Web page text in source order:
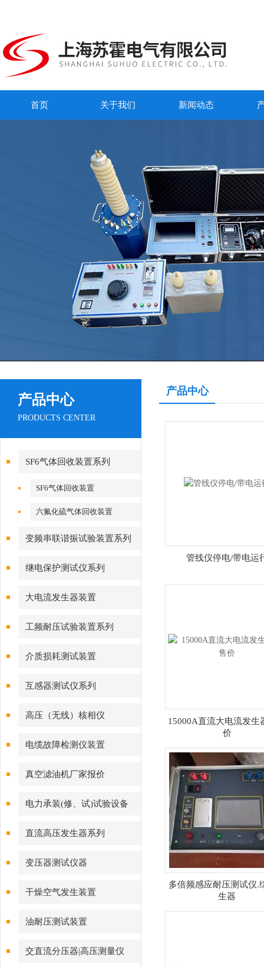
首页 关于我们 新闻动态
产品中心
PRODUCTS CENTER
SF6气体回收装置系列
SF6气体回收装置
六氟化硫气体回收装置
变频串联谐振试验装置系列
继电保护测试仪系列
大电流发生器装置
工频耐压试验装置系列
介质损耗测试装置
互感器测试仪系列
高压（无线）核相仪
电缆故障检测仪装置
真空滤油机厂家报价
电力承装(修、试)试验设备
直流高压发生器系列
变压器测试仪器
干燥空气发生装置
油耐压测试装置
交直流分压器|高压测量仪
产品中心
管线仪停电/带电运
15000A直流大电流发生
价
多倍频感应耐压测试仪.
生器